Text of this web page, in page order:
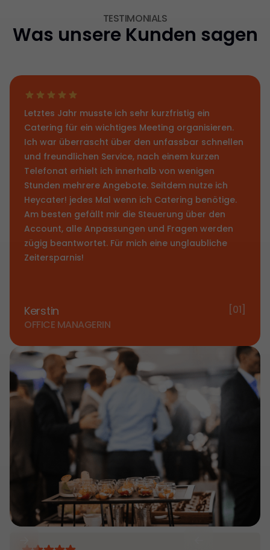
TESTIMONIALS
Was unsere Kunden sagen
Letztes Jahr musste ich sehr kurzfristig ein
Catering für ein wichtiges Meeting organisieren.
Ich war überrascht über den unfassbar schnellen
und freundlichen Service, nach einem kurzen
Telefonat erhielt ich innerhalb von wenigen
Stunden mehrere Angebote. Seitdem nutze ich
Heycater! jedes Mal wenn ich Catering benötige.
Am besten gefällt mir die Steuerung über den
Account, alle Anpassungen und Fragen werden
zügig beantwortet. Für mich eine unglaubliche
Zeitersparnis!
Kerstin
OFFICE MANAGERIN
[01]